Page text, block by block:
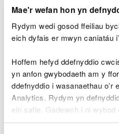
Mae'r wefan hon yn
Rydym wedi gosod ffeiliau
eich dyfais er mwyn caniatáu
Hoffem hefyd ddefnyddio
yn anfon gwybodaeth am y
ddefnyddio i wasanaethau o’r
Analytics. Rydym yn
ein safle. Gadewch i ni wybod
Byddwn yn defnyddio cwci i
Gorchmynnwyd i’r cwmni
dioddefwr o £2,000 yr un.
Gwastraff a Gorfodi,
“Mae’r achos hwn
pwysigrwydd dilyn
Mae trwyddedau ac
warchod pobl, byd